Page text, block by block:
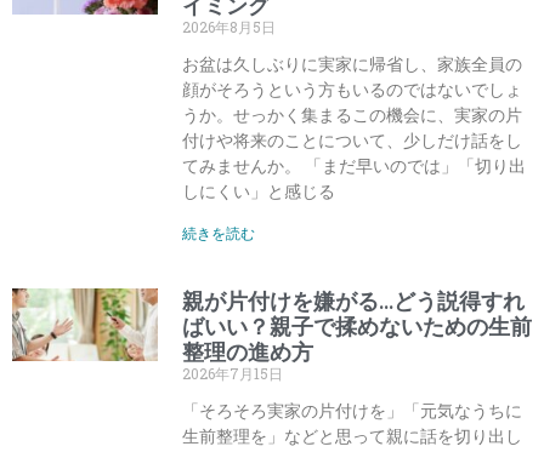
イミング
2026年8月5日
お盆は久しぶりに実家に帰省し、家族全員の
顔がそろうという方もいるのではないでしょ
うか。せっかく集まるこの機会に、実家の片
付けや将来のことについて、少しだけ話をし
てみませんか。 「まだ早いのでは」「切り出
しにくい」と感じる
続きを読む
親が片付けを嫌がる…どう説得すれ
ばいい？親子で揉めないための生前
整理の進め方
2026年7月15日
「そろそろ実家の片付けを」「元気なうちに
生前整理を」などと思って親に話を切り出し